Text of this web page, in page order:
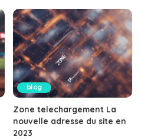
blog
Zone telechargement La
nouvelle adresse du site en
2023